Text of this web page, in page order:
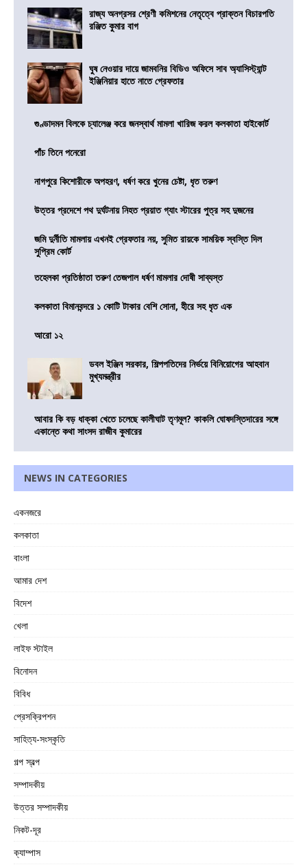
রাজ্য অনগ্রসর শ্রেণী কমিশনের নেতৃত্বে প্রাক্তন বিচারপতি
রঞ্জিত কুমার বাগ
ঘুষ নেওয়ার দায়ে জামবনির বিডিও অফিসে সাব অ্যাসিস্ট্যান্ট
ইঞ্জিনিয়ার হাতে নাতে গ্রেফতার
গুণ্ডাদমন বিলকে চ্যালেঞ্জ করে জনস্বার্থ মামলা খারিজ করল কলকাতা হাইকোর্ট
পাঁচ তিনে পনেরো
নাগপুরে কিশোরীকে অপহরণ, ধর্ষণ করে খুনের চেষ্টা, ধৃত তরুণ
উত্তর প্রদেশে পথ দুর্ঘটনায় নিহত প্রয়াত গ্যাং স্টারের পুত্র সহ দুজনের
জমি দুর্নীতি মামলায় এখনই গ্রেফতার নয়, সুমিত রায়কে সাময়িক স্বস্তি দিল
সুপ্রিম কোর্ট
তহেলকা প্রতিষ্ঠাতা তরুণ তেজপাল ধর্ষণ মামলার দোষী সাব্যস্ত
কলকাতা বিমানবন্দরে ১ কোটি টাকার বেশি সোনা, হীরে সহ ধৃত এক
আরো ১২
ডবল ইঞ্জিন সরকার, শিল্পপতিদের নির্ভয়ে বিনিয়োগের আহবান
মুখ্যমন্ত্রীর
আবার কি বড় ধাক্কা খেতে চলেছে কালীঘাট তৃণমূল? কাকলি ঘোষদস্তিদারের সঙ্গে
একান্তে কথা সাংসদ রাজীব কুমারের
NEWS IN CATEGORIES
একনজরে
কলকাতা
বাংলা
আমার দেশ
বিদেশ
খেলা
লাইফ স্টাইল
বিনোদন
বিবিধ
প্রেসক্রিপশন
সাহিত্য-সংস্কৃতি
গল্প স্বল্প
সম্পাদকীয়
উত্তর সম্পাদকীয়
নিকট-দূর
ক্যাম্পাস